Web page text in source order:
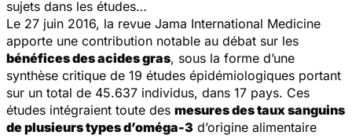
sujets dans les études…
Le 27 juin 2016, la revue Jama International Medicine
apporte une contribution notable au débat sur les
bénéfices des acides gras, sous la forme d’une
synthèse critique de 19 études épidémiologiques portant
sur un total de 45.637 individus, dans 17 pays. Ces
études intégraient toute des mesures des taux sanguins
de plusieurs types d’oméga-3 d’origine alimentaire